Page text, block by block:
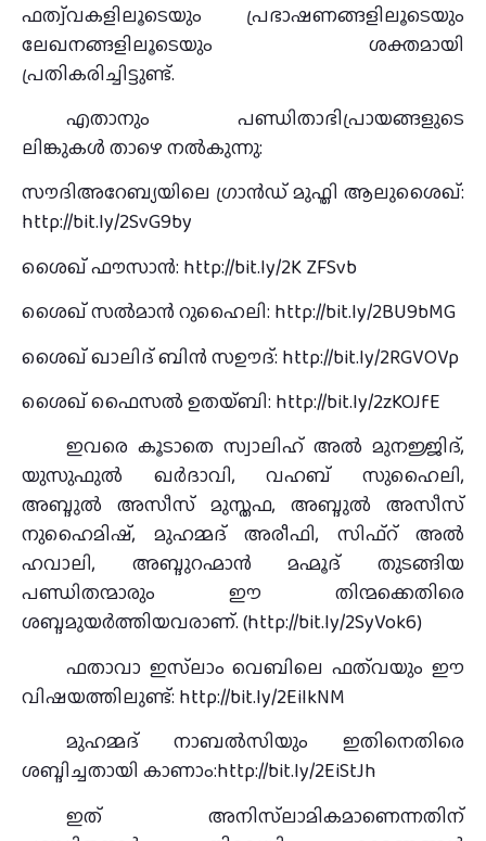
ഫത്വ്‌വകളിലൂടെയും പ്രഭാഷണങ്ങളിലൂടെയും
ലേഖനങ്ങളിലൂടെയും ശക്തമായി
പ്രതികരിച്ചിട്ടുണ്ട്.
എതാനും പണ്ഡിതാഭിപ്രായങ്ങളുടെ
ലിങ്കുകള്‍ താഴെ നല്‍കുന്നു:
സൗദിഅറേബ്യയിലെ ഗ്രാന്‍ഡ് മുഫ്തി ആലുശൈഖ്:
http://bit.ly/2SvG9by
ശൈഖ് ഫൗസാന്‍: http://bit.ly/2K ZFSvb
ശൈഖ് സല്‍മാന്‍ റുഹൈലി: http://bit.ly/2BU9bMG
ശൈഖ് ഖാലിദ് ബിന്‍ സഊദ്: http://bit.ly/2RGVOVp
ശൈഖ് ഫൈസല്‍ ഉതയ്ബി: http://bit.ly/2zKOJfE
ഇവരെ കൂടാതെ സ്വാലിഹ് അല്‍ മുനജ്ജിദ്,
യുസുഫുല്‍ ഖര്‍ദാവി, വഹബ് സുഹൈലി,
അബ്ദുല്‍ അസീസ് മുസ്തഫ, അബ്ദുല്‍ അസീസ്
നുഹൈമിഷ്, മുഹമ്മദ് അരീഫി, സിഫ്‌റ് അല്‍
ഹവാലി, അബ്ദുറഹ്മാന്‍ മഹ്മൂദ് തുടങ്ങിയ
പണ്ഡിതന്മാരും ഈ തിന്മക്കെതിരെ
ശബ്ദമുയര്‍ത്തിയവരാണ്. (http://bit.ly/2SyVok6)
ഫതാവാ ഇസ്‌ലാം വെബിലെ ഫത്‌വയും ഈ
വിഷയത്തിലുണ്ട്: http://bit.ly/2EilkNM
മുഹമ്മദ് നാബല്‍സിയും ഇതിനെതിരെ
ശബ്ദിച്ചതായി കാണാം:http://bit.ly/2EiStJh
ഇത് അനിസ്‌ലാമികമാണെന്നതിന്